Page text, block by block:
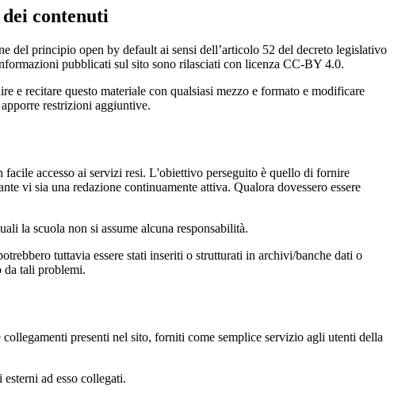
contenuti
del principio open by default ai sensi dell’articolo 52 del decreto legislativo
pubblicati sul sito sono rilasciati con licenza CC-BY 4.0.
e recitare questo materiale con qualsiasi mezzo e formato e modificare
restrizioni aggiuntive.
accesso ai servizi resi. L'obiettivo perseguito è quello di fornire
vi sia una redazione continuamente attiva. Qualora dovessero essere
la scuola non si assume alcuna responsabilità.
tuttavia essere stati inseriti o strutturati in archivi/banche dati o
da tali problemi.
presenti nel sito, forniti come semplice servizio agli utenti della
ad esso collegati.